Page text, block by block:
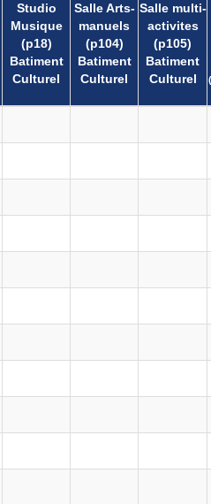
Studio
Musique
(p18)
Batiment
Culturel
Salle Arts-
manuels
(p104)
Batiment
Culturel
Salle multi-
activites
(p105)
Batiment
Culturel